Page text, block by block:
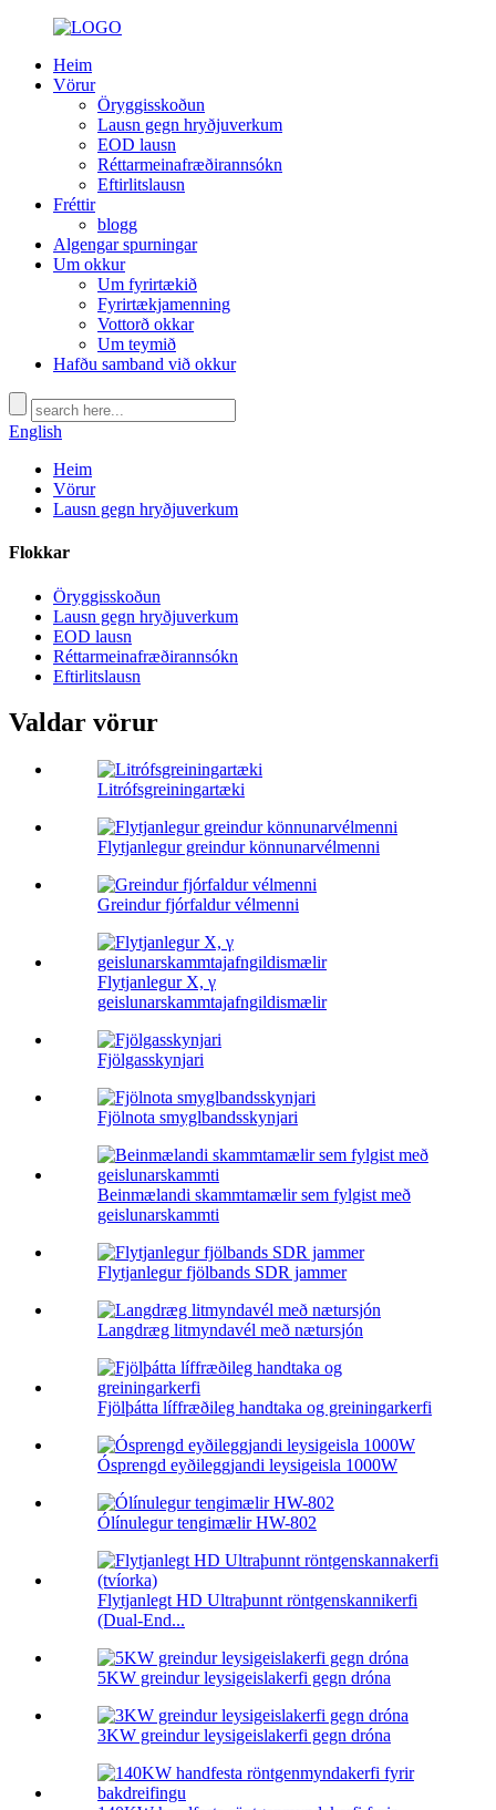
Heim
Vörur
Öryggisskoðun
Lausn gegn hryðjuverkum
EOD lausn
Réttarmeinafræðirannsókn
Eftirlitslausn
Fréttir
blogg
Algengar spurningar
Um okkur
Um fyrirtækið
Fyrirtækjamenning
Vottorð okkar
Um teymið
Hafðu samband við okkur
English
Heim
Vörur
Lausn gegn hryðjuverkum
Flokkar
Öryggisskoðun
Lausn gegn hryðjuverkum
EOD lausn
Réttarmeinafræðirannsókn
Eftirlitslausn
Valdar vörur
Litrófsgreiningartæki
Flytjanlegur greindur könnunarvélmenni
Greindur fjórfaldur vélmenni
Flytjanlegur X, γ
geislunarskammtajafngildismælir
Fjölgasskynjari
Fjölnota smyglbandsskynjari
Beinmælandi skammtamælir sem fylgist með
geislunarskammti
Flytjanlegur fjölbands SDR jammer
Langdræg litmyndavél með nætursjón
Fjölþátta líffræðileg handtaka og greiningarkerfi
Ósprengd eyðileggjandi leysigeisla 1000W
Ólínulegur tengimælir HW-802
Flytjanlegt HD Ultraþunnt röntgenskannikerfi
(Dual-End...
5KW greindur leysigeislakerfi gegn dróna
3KW greindur leysigeislakerfi gegn dróna